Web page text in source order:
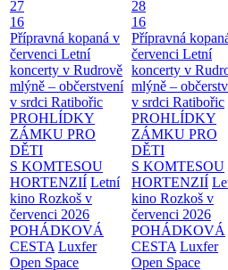
27
16
Přípravná kopaná v
červenci Letní
koncerty v Rudrově
mlýně – občerstvení
v srdci Ratibořic
PROHLÍDKY
ZÁMKU PRO
DĚTI
S KOMTESOU
HORTENZIÍ Letní
kino Rozkoš v
červenci 2026
POHÁDKOVÁ
CESTA Luxfer
Open Space
28
16
Přípravná
červenci Letní
koncerty v
mlýně –
v srdci Ratibořic
PROHLÍDKY
ZÁMKU PRO
DĚTI
S KOMTESOU
HORTENZIÍ
kino Rozkoš v
červenci 2026
POHÁDKOVÁ
CESTA Luxfer
Open Space